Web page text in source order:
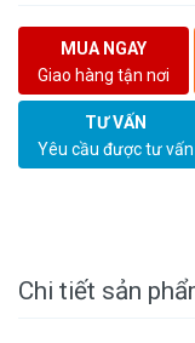
MUA NGAY
Giao hàng tận nơi
TƯ VẤN
Yêu cầu được tư vấn
Chi tiết sản